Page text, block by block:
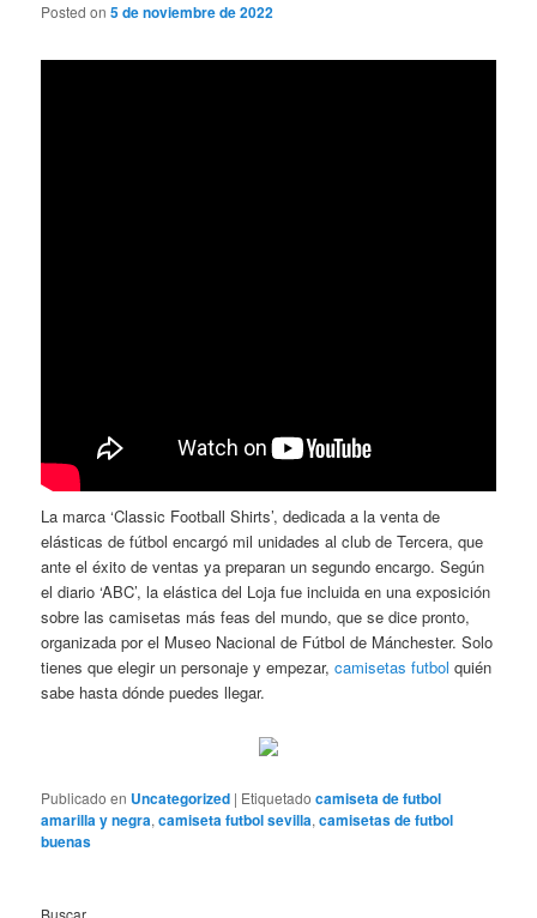
Posted on5 de noviembre de 2022
La marca ‘Classic Football Shirts’, dedicada a la venta de
elásticas de fútbol encargó mil unidades al club de Tercera, que
ante el éxito de ventas ya preparan un segundo encargo. Según
el diario ‘ABC’, la elástica del Loja fue incluida en una exposición
sobre las camisetas más feas del mundo, que se dice pronto,
organizada por el Museo Nacional de Fútbol de Mánchester. Solo
tienes que elegir un personaje y empezar,camisetas futbol quién
sabe hasta dónde puedes llegar.
Publicado en Uncategorized | Etiquetado camiseta de futbol
amarilla y negra,camiseta futbol sevilla,camisetas de futbol
buenas
Buscar